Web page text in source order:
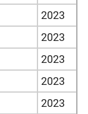
2023
2023
2023
2023
2023